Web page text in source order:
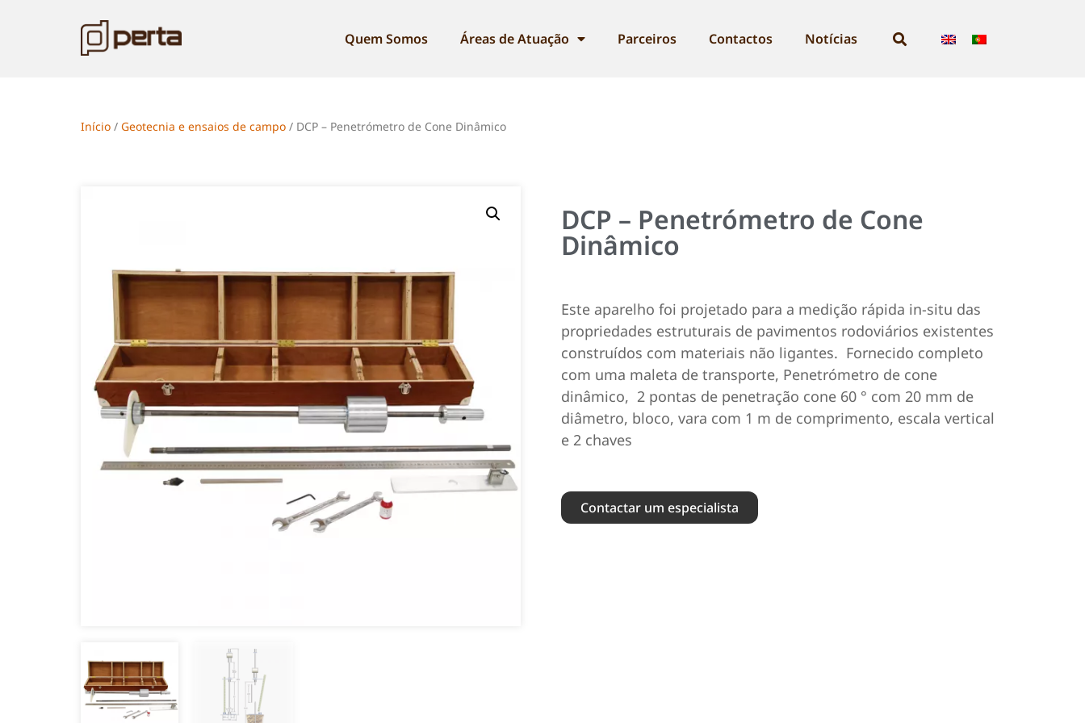
Quem Somos Áreas de Atuação Parceiros Contactos Notícias
Início / Geotecnia e ensaios de campo / DCP – Penetrómetro de Cone Dinâmico
DCP – Penetrómetro de Cone
Dinâmico
Este aparelho foi projetado para a medição rápida in-situ das
propriedades estruturais de pavimentos rodoviários existentes
construídos com materiais não ligantes. Fornecido completo
com uma maleta de transporte, Penetrómetro de cone
dinâmico, 2 pontas de penetração cone 60 ° com 20 mm de
diâmetro, bloco, vara com 1 m de comprimento, escala vertical
e 2 chaves
Contactar um especialista